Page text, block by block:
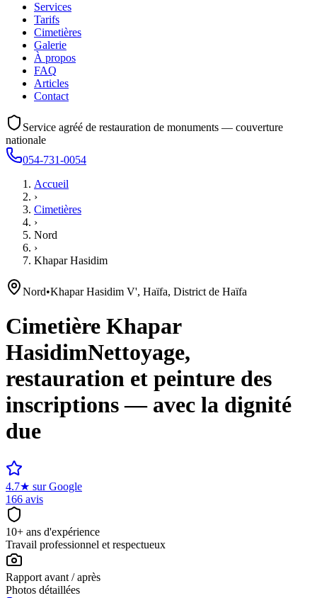
Services
Tarifs
Cimetières
Galerie
À propos
FAQ
Articles
Contact
Service agréé de restauration de monuments — couverture
nationale
054-731-0054
Accueil
›
Cimetières
›
Nord
›
Khapar Hasidim
Nord•Khapar Hasidim V', Haïfa, District de Haïfa
Cimetière Khapar
HasidimNettoyage,
restauration et peinture des
inscriptions — avec la dignité
due
4.7★ sur Google
166 avis
10+ ans d'expérience
Travail professionnel et respectueux
Rapport avant / après
Photos détaillées